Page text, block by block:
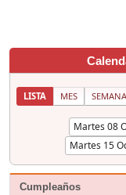
LISTA MES SEMANA
Cumpleaños